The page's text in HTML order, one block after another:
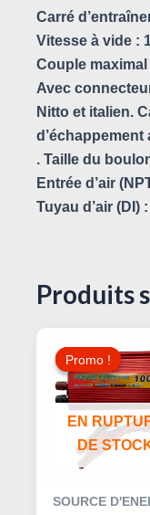
Carré
Vitesse à vide :
Couple maximal
Avec
Nitto et italien.
d’échappement
. Taille du
Entrée d’air
Tuyau d’air (DI)
Produits
Promo !
EN
DE
Promo !
SOURCE
Prix
Initial
Était